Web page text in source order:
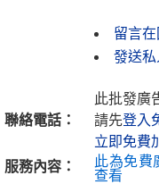
留言
發送
聯絡電話：
此批發廣
請先登入
立即免費
服務內容：
此為免費
查看